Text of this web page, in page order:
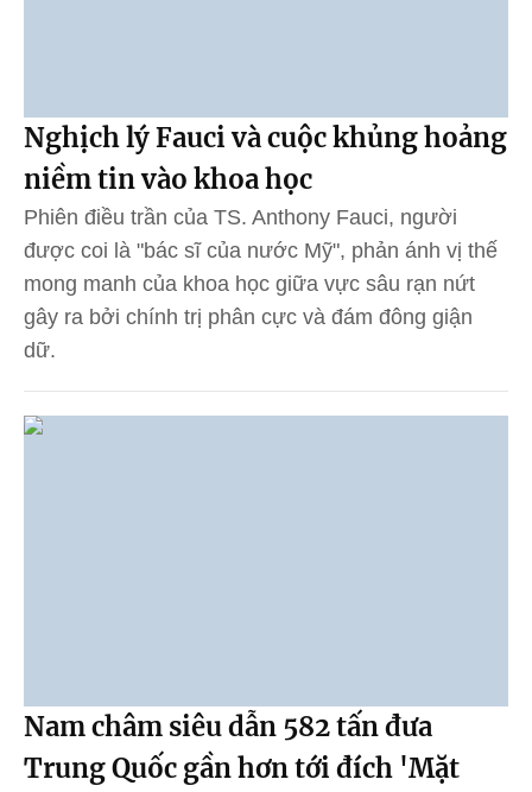
Nghịch lý Fauci và cuộc khủng hoảng
niềm tin vào khoa học
Phiên điều trần của TS. Anthony Fauci, người
được coi là "bác sĩ của nước Mỹ", phản ánh vị thế
mong manh của khoa học giữa vực sâu rạn nứt
gây ra bởi chính trị phân cực và đám đông giận
dữ.
Nam châm siêu dẫn 582 tấn đưa
Trung Quốc gần hơn tới đích 'Mặt